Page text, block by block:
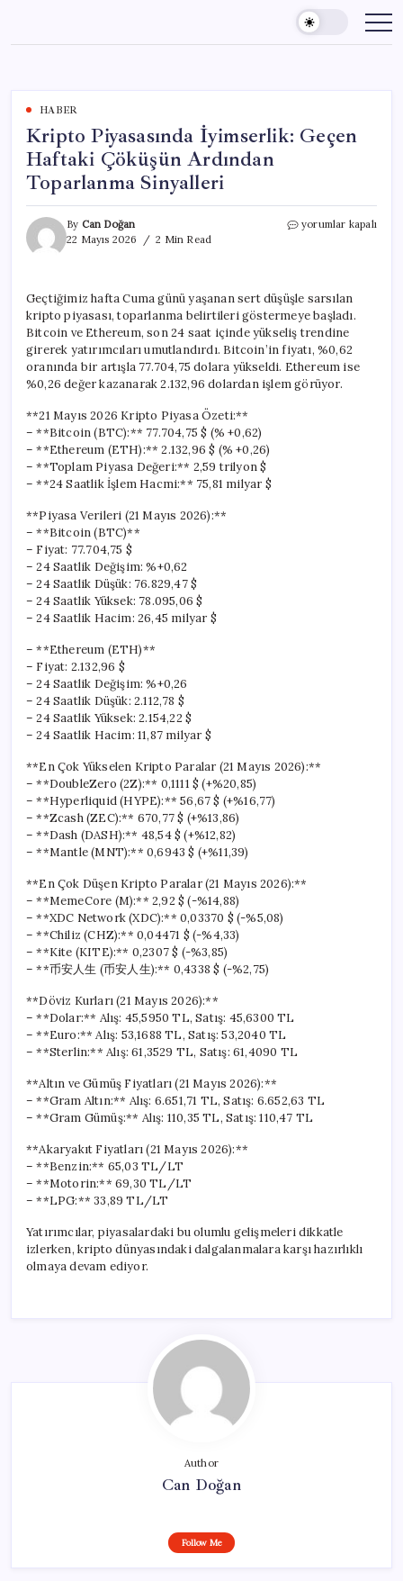
content
HABER
Kripto Piyasasında İyimserlik: Geçen
Haftaki Çöküşün Ardından
Toparlanma Sinyalleri
By Can Doğan
22 Mayıs 2026
2 Min Read
Kripto
Çöküşün
Ardından
Toparlanma
Sinyalleri
yorumlar kapalı
Geçtiğimiz hafta Cuma günü yaşanan sert düşüşle sarsılan
kripto piyasası, toparlanma belirtileri göstermeye başladı.
Bitcoin ve Ethereum, son 24 saat içinde yükseliş trendine
girerek yatırımcıları umutlandırdı. Bitcoin’in fiyatı, %0,62
oranında bir artışla 77.704,75 dolara yükseldi. Ethereum ise
%0,26 değer kazanarak 2.132,96 dolardan işlem görüyor.
**21 Mayıs 2026 Kripto Piyasa Özeti:**
– **Bitcoin (BTC):** 77.704,75 $ (% +0,62)
– **Ethereum (ETH):** 2.132,96 $ (% +0,26)
– **Toplam Piyasa Değeri:** 2,59 trilyon $
– **24 Saatlik İşlem Hacmi:** 75,81 milyar $
**Piyasa Verileri (21 Mayıs 2026):**
– **Bitcoin (BTC)**
– Fiyat: 77.704,75 $
– 24 Saatlik Değişim: %+0,62
– 24 Saatlik Düşük: 76.829,47 $
– 24 Saatlik Yüksek: 78.095,06 $
– 24 Saatlik Hacim: 26,45 milyar $
– **Ethereum (ETH)**
– Fiyat: 2.132,96 $
– 24 Saatlik Değişim: %+0,26
– 24 Saatlik Düşük: 2.112,78 $
– 24 Saatlik Yüksek: 2.154,22 $
– 24 Saatlik Hacim: 11,87 milyar $
**En Çok Yükselen Kripto Paralar (21 Mayıs 2026):**
– **DoubleZero (2Z):** 0,1111 $ (+%20,85)
– **Hyperliquid (HYPE):** 56,67 $ (+%16,77)
– **Zcash (ZEC):** 670,77 $ (+%13,86)
– **Dash (DASH):** 48,54 $ (+%12,82)
– **Mantle (MNT):** 0,6943 $ (+%11,39)
**En Çok Düşen Kripto Paralar (21 Mayıs 2026):**
– **MemeCore (M):** 2,92 $ (-%14,88)
– **XDC Network (XDC):** 0,03370 $ (-%5,08)
– **Chiliz (CHZ):** 0,04471 $ (-%4,33)
– **Kite (KITE):** 0,2307 $ (-%3,85)
– **币安人生 (币安人生):** 0,4338 $ (-%2,75)
**Döviz Kurları (21 Mayıs 2026):**
– **Dolar:** Alış: 45,5950 TL, Satış: 45,6300 TL
– **Euro:** Alış: 53,1688 TL, Satış: 53,2040 TL
– **Sterlin:** Alış: 61,3529 TL, Satış: 61,4090 TL
**Altın ve Gümüş Fiyatları (21 Mayıs 2026):**
– **Gram Altın:** Alış: 6.651,71 TL, Satış: 6.652,63 TL
– **Gram Gümüş:** Alış: 110,35 TL, Satış: 110,47 TL
**Akaryakıt Fiyatları (21 Mayıs 2026):**
– **Benzin:** 65,03 TL/LT
– **Motorin:** 69,30 TL/LT
– **LPG:** 33,89 TL/LT
Yatırımcılar, piyasalardaki bu olumlu gelişmeleri dikkatle
izlerken, kripto dünyasındaki dalgalanmalara karşı hazırlıklı
olmaya devam ediyor.
Author
Can Doğan
Follow Me